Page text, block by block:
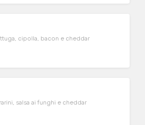
cipolla, bacon e cheddar
salsa ai funghi e cheddar